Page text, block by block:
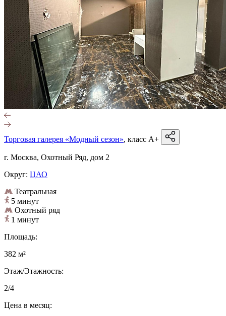
Торговая галерея «Модный сезон», класс A+
г. Москва, Охотный Ряд, дом 2
Округ: ЦАО
Театральная
5 минут
Охотный ряд
1 минут
Площадь:
382 м²
Этаж/Этажность:
2/4
Цена в месяц: